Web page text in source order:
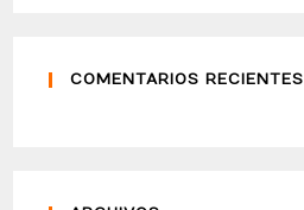
COMENTARIOS RECIENTES